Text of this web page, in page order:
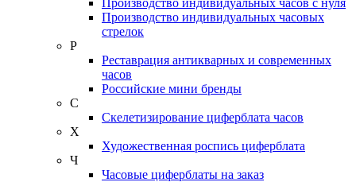
Производство индивидуальных часов с нуля
Производство индивидуальных часовых
стрелок
Р
Реставрация антикварных и современных
часов
Российские мини бренды
С
Скелетизирование циферблата часов
Х
Художественная роспись циферблата
Ч
Часовые циферблаты на заказ